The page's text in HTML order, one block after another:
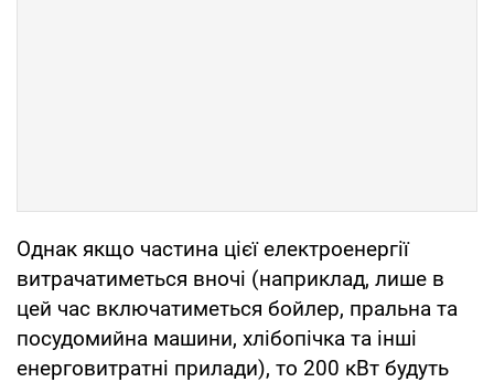
Однак якщо частина цієї електроенергії
витрачатиметься вночі (наприклад, лише в
цей час включатиметься бойлер, пральна та
посудомийна машини, хлібопічка та інші
енерговитратні прилади), то 200 кВт будуть